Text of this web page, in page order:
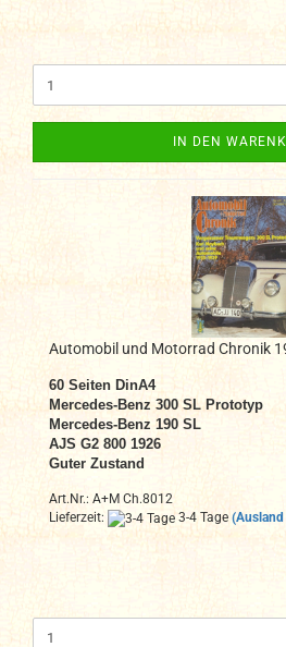
IN DEN
Automobil und Motorrad Chronik
60 Seiten DinA4
Mercedes-Benz 300 SL Prototyp
Mercedes-Benz 190 SL
AJS G2 800 1926
Guter Zustand
Art.Nr.: A+M Ch.8012
Lieferzeit:
3-4 Tage